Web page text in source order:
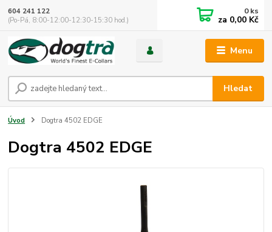
Menu
Hledat
604 241 122
(Po-Pá, 8:00-12:00-12:30-15:30 hod.)
0ks
za 0,00 Kč
Úvod Dogtra 4502 EDGE
Dogtra 4502 EDGE